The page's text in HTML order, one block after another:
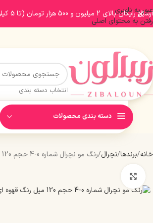
عبور به ناوبری
رفتن به محتوای اصلی
انتخاب دسته بندی
دسته بندی محصولات
خانه برندها نچرال رنگ مو نچرال شماره 0-4 حجم 120 میل رنگ قهوه ای متوسط
ارسال رایگان بالای 2 میلیون و 500 هزار تومان (تا 5 کیلوگرم)